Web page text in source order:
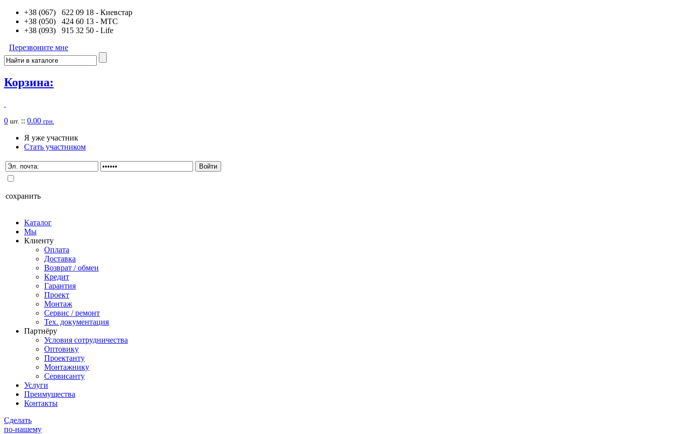
+38 (067) 622 09 18 - Киевстар
+38 (050) 424 60 13 - MTC
+38 (093) 915 32 50 - Life
Перезвоните мне
Корзина:
0 шт. :: 0.00 грн.
Я уже участник
Стать участником
сохранить
Каталог
Мы
Клиенту
Оплата
Доставка
Возврат / обмен
Кредит
Гарантия
Проект
Монтаж
Сервис / ремонт
Тех. документация
Партнёру
Условия сотрудничества
Оптовику
Проектанту
Монтажнику
Сервисанту
Услуги
Преимущества
Контакты
Сделать
по-нашему